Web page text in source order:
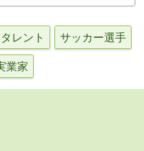
レント サッカー選手
業家